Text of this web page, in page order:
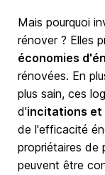
Mais pourquoi
rénover ? Elles
économies
rénovées. En
plus sain, ces
d'incitations et
de l'efficacité
propriétaires de
peuvent être